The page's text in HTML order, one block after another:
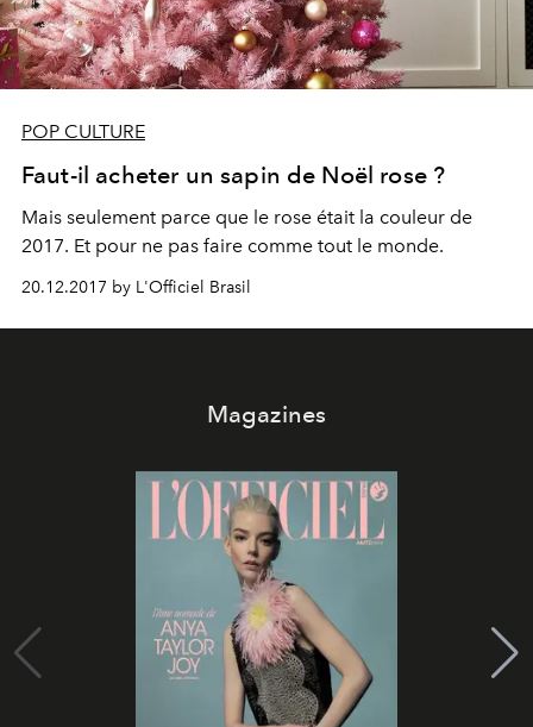
POP CULTURE
Faut-il acheter un sapin de Noël rose ?
Mais seulement parce que le rose était la couleur de
2017. Et pour ne pas faire comme tout le monde.
20.12.2017 by L'Officiel Brasil
Magazines